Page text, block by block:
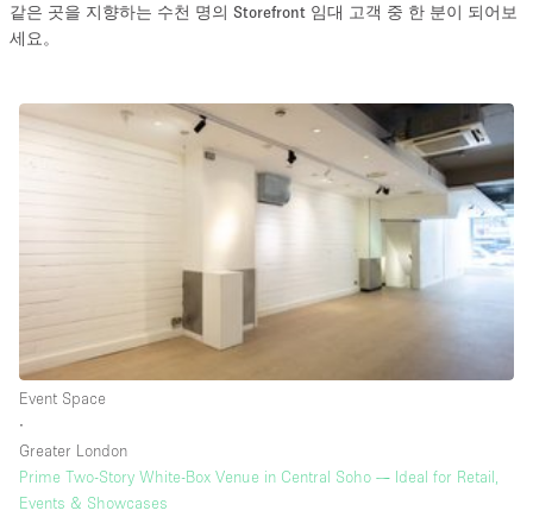
Meeting Office Shop Share
Art Gallery
Atelier / Workshop Studio
같은 곳을 지향하는 수천 명의 Storefront 임대 고객 중 한 분이 되어보
세요。
Event Space
∙
Greater London
Prime Two-Story White-Box Venue in Central Soho — Ideal for Retail,
Events & Showcases